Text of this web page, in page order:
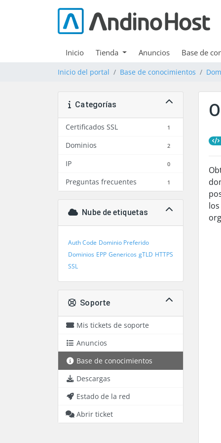
Inicio Tienda Anuncios Base de
Inicio del portal Base de conocimientos
Categorías
Certificados SSL 1
Dominios 2
IP 0
Preguntas frecuentes 1
Nube de etiquetas
Auth Code Dominio Preferido
Dominios EPP Genericos gTLD HTTPS
SSL
Soporte
Mis tickets de soporte
Anuncios
Base de conocimientos
Descargas
Estado de la red
Abrir ticket